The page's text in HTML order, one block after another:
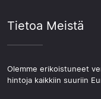
Tietoa Meistä
Olemme erikoistuneet
hintoja kaikkiin suuriin